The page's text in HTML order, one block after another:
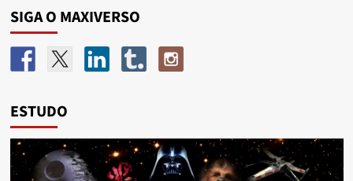
SIGA O MAXIVERSO
ESTUDO